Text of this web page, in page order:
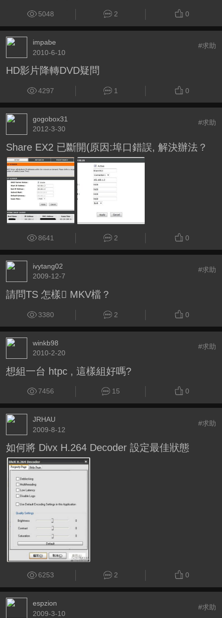
5048 2 0
impabe
2010-6-10
#求助
HD影片降轉DVD疑問
4297 1 0
gogobox31
2012-3-30
#求助
Share EX2 已斷開(原因:埠口錯誤, 解決辦法？
8641 2 0
ivytang02
2009-12-7
#求助
請問TS 怎樣 MKV檔？
3380 2 0
winkb98
2010-2-20
#求助
想組一台 htpc , 這樣組好嗎?
7456 15 0
JRHAU
2009-8-12
#求助
如何將 Divx H.264 Decoder 設定最佳狀態
6253 2 0
espzion
2009-3-10
#求助